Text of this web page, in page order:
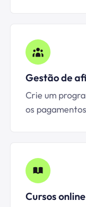
Gestão de
Crie um
os
Cursos online